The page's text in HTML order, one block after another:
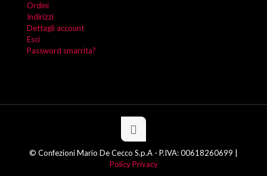
Ordini
Indirizzi
Dettagli account
Esci
Password smarrita?
© Confezioni Mario De Cecco S.p.A - P.IVA: 00618260699 |
Policy Privacy